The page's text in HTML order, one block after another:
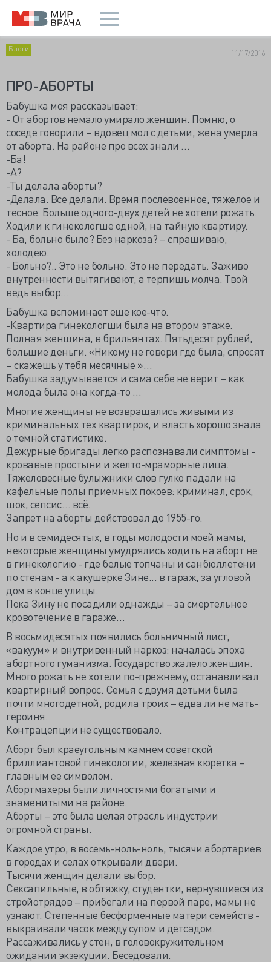
Блоги 11/17/2016
ПРО-АБОРТЫ
Бабушка моя рассказывает:
- От абортов немало умирало женщин. Помню, о
соседе говорили – вдовец мол с детьми, жена умерла
от аборта. На районе про всех знали …
-Ба!
-А?
-Ты делала аборты?
-Делала. Все делали. Время послевоенное, тяжелое и
тесное. Больше одного-двух детей не хотели рожать.
Ходили к гинекологше одной, на тайную квартиру.
- Ба, больно было? Без наркоза? – спрашиваю,
холодею.
- Больно?.. Это не больно. Это не передать. Заживо
внутренности вытягивают, а терпишь молча. Твой
ведь выбор…
Бабушка вспоминает еще кое-что.
-Квартира гинекологши была на втором этаже.
Полная женщина, в брильянтах. Пятьдесят рублей,
большие деньги. «Никому не говори где была, спросят
– скажешь у тебя месячные »…
Бабушка задумывается и сама себе не верит – как
молода была она когда-то …
Многие женщины не возвращались живыми из
криминальных тех квартирок, и власть хорошо знала
о темной статистике.
Дежурные бригады легко распознавали симптомы -
кровавые простыни и желто-мраморные лица.
Тяжеловесные булыжники слов гулко падали на
кафельные полы приемных покоев: криминал, срок,
шок, сепсис… всё.
Запрет на аборты действовал до 1955-го.
Но и в семидесятых, в годы молодости моей мамы,
некоторые женщины умудрялись ходить на аборт не
в гинекологию - где белые топчаны и санбюллетени
по стенам - а к акушерке Зине... в гараж, за угловой
дом в конце улицы.
Пока Зину не посадили однажды – за смертельное
кровотечение в гараже…
В восьмидесятых появились больничный лист,
«вакуум» и внутривенный наркоз: началась эпоха
абортного гуманизма. Государство жалело женщин.
Много рожать не хотели по-прежнему, останавливал
квартирный вопрос. Семья с двумя детьми была
почти многодетной, родила троих – едва ли не мать-
героиня.
Контрацепции не существовало.
Аборт был краеугольным камнем советской
бриллиантовой гинекологии, железная кюретка –
главным ее символом.
Абортмахеры были личностями богатыми и
знаменитыми на районе.
Аборты – это была целая отрасль индустрии
огромной страны.
Каждое утро, в восемь-ноль-ноль, тысячи абортариев
в городах и селах открывали двери.
Тысячи женщин делали выбор.
Сексапильные, в обтяжку, студентки, вернувшиеся из
стройотрядов – прибегали на первой паре, мамы не
узнают. Степенные бесформенные матери семейств -
выкраивали часок между супом и детсадом.
Рассаживались у стен, в головокружительном
ожидании экзекуции. Беседовали.